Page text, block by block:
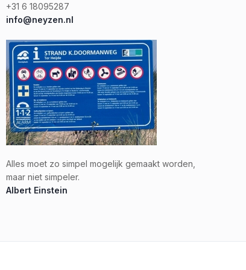
+31 6 18095287
info@neyzen.nl
Alles moet zo simpel mogelijk gemaakt worden,
maar niet simpeler.
Albert Einstein